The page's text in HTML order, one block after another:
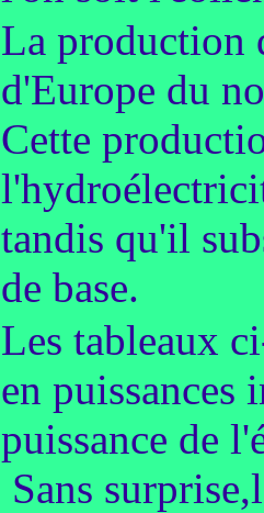
La production
d'Europe du
Cette
tandis qu'il
de base.
Les tableaux
en puissances
puissance de
Sans